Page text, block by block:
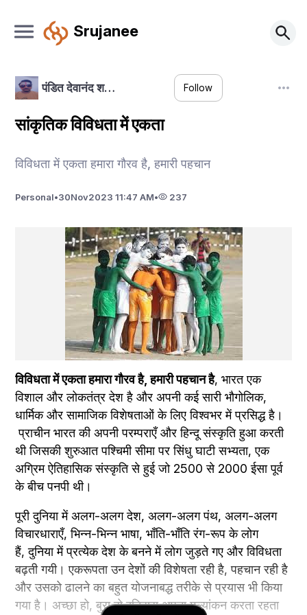
Srujanee
पंडित देवानंद श… Follow
सांकृतिक विविधता में एकता
विविधता में एकता हमारा गौरव है, हमारी पहचान
Personal•30Nov2023 11:47 AM• 237
विविधता में एकता हमारा गौरव है, हमारी पहचान है, भारत एक
विशाल और लोकतंत्र देश है और अपनी कई सारी भौगोलिक,
धार्मिक और सामाजिक विशेषताओं के लिए विश्वभर में प्रसिद्ध है।
प्राचीन भारत की अपनी परम्पराएँ और हिन्दू संस्कृति हुआ करती
थी जिसकी शुरुआत पश्चिमी सीमा पर सिंधु घाटी सभ्यता, एक
अग्रिम ऐतिहासिक संस्कृति से हुई जो 2500 से 2000 ईसा पूर्व
के बीच पनपी थी।
पूरी दुनिया में अलग-अलग देश, अलग-अलग पंथ, अलग-अलग
विचारधाराएँ, भिन्‍न-भिन्‍न भाषा, भाँति-भाँति रंग-रूप के लोग
हैं, दुनिया में प्रत्येक देश के बनने में लोग जुड़ते गए और विविधता
बढ़ती गयी। एकरूपता उन देशों की विशेषता रही है, पहचान रही है
और उसको ढालने का बहुत योजनाबद्ध तरीके से प्रयास भी किया
गया है। अच्‍छा हो, बुरा हो इतिहास अपना मूल्‍यांकन करता रहता